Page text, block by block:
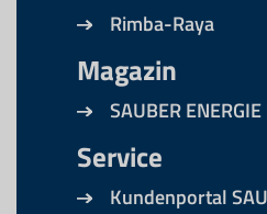
Rimba-Raya
Magazin
SAUBER
Service
Kundenportal